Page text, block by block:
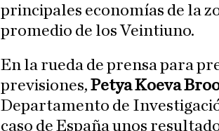
principales economías de la
promedio de los Veintiuno.
En la rueda de prensa para
previsiones, Petya Koeva
Departamento de
caso de España unos